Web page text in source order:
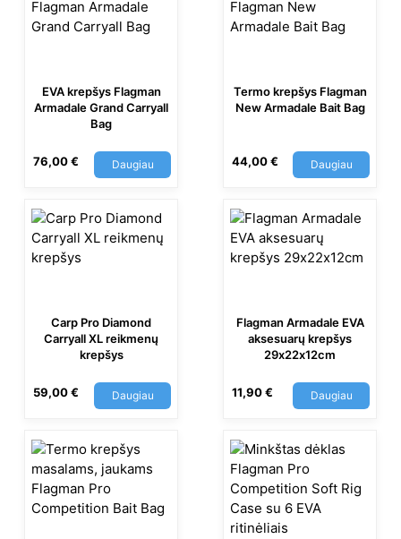
EVA krepšys Flagman
Armadale Grand Carryall
Bag
76,00€ Daugiau
Termo krepšys Flagman
New Armadale Bait Bag
44,00€ Daugiau
Carp Pro Diamond
Carryall XL reikmenų
krepšys
59,00€ Daugiau
Flagman Armadale EVA
aksesuarų krepšys
29х22х12cm
11,90€ Daugiau